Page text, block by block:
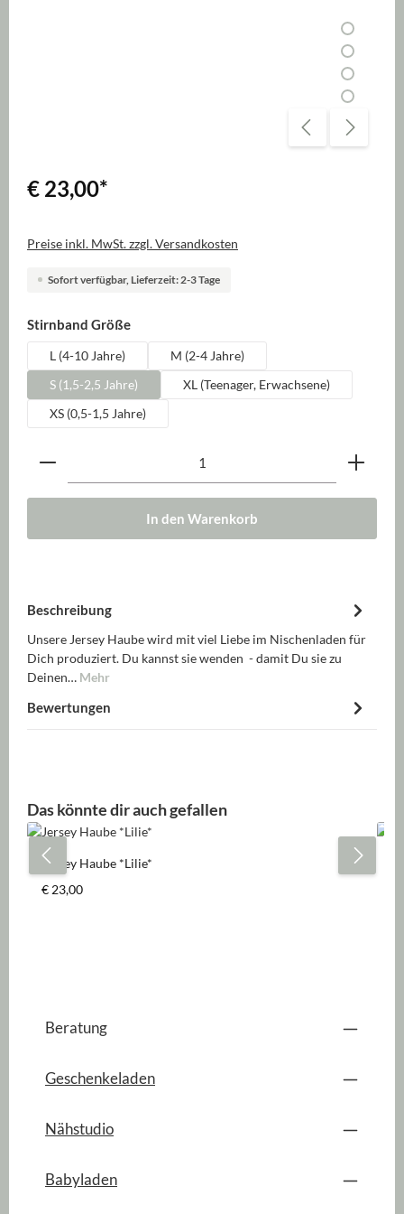
€ 23,00*
Preise inkl. MwSt. zzgl. Versandkosten
Sofort verfügbar, Lieferzeit: 2-3 Tage
Stirnband Größeauswählen
L (4-10 Jahre)
M (2-4 Jahre)
S (1,5-2,5 Jahre)
XL (Teenager, Erwachsene)
XS (0,5-1,5 Jahre)
Produkt Anzahl: Gib den gewünschten Wert ein
In den Warenkorb
Beschreibung
Unsere Jersey Haube wird mit viel Liebe im Nischenladen für
Dich produziert. Du kannst sie wenden - damit Du sie zu
Deinen… Mehr
Bewertungen
Produktgalerie überspringen
Das könnte dir auch gefallen
Jersey Haube *Lilie*
Regulärer Preis:
€ 23,00
Beratung
Geschenkeladen
Nähstudio
Babyladen